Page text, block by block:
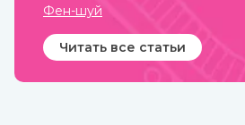
Фен-шуй
Читать все статьи